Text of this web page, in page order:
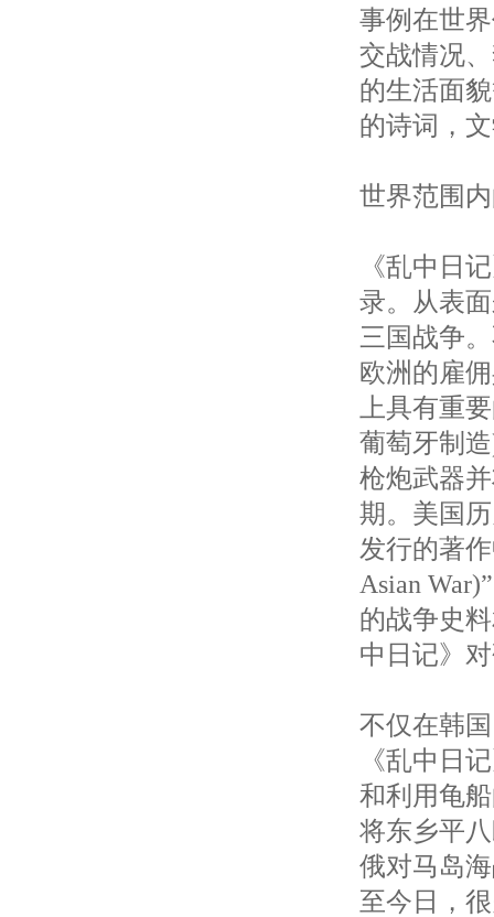
事例在世
交战情况
的生活面
的诗词，
世界范围
《乱中日
录。从表
三国战争
欧洲的雇
上具有重
葡萄牙制
枪炮武器
期。美国
发行的著
Asian
的战争史
中日记》
不仅在韩
《乱中日
和利用龟
将东乡平
俄对马岛
至今日，